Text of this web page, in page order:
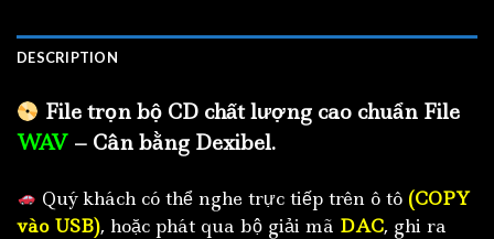
DESCRIPTION
File trọn bộ CD chất lượng cao chuẩn File
WAV – Cân bằng Dexibel.
Quý khách có thể nghe trực tiếp trên ô tô (COPY
vào USB), hoặc phát qua bộ giải mã DAC, ghi ra